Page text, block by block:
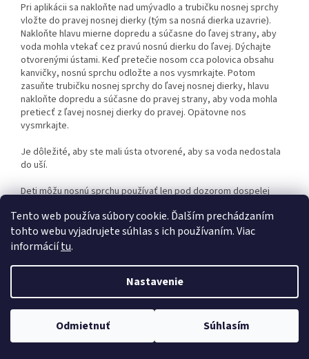
Tento web používa súbory cookie. Ďalším prechádzaním
tohto webu vyjadrujete súhlas s ich používaním. Viac
informáciítu.
Nastavenie
Odmietnuť Súhlasím
Pri aplikácii sa nakloňte nad umývadlo a trubičku nosnej sprchy
vložte do pravej nosnej dierky (tým sa nosná dierka uzavrie).
Nakloňte hlavu mierne dopredu a súčasne do ľavej strany, aby
voda mohla vtekať cez pravú nosnú dierku do ľavej. Dýchajte
otvorenými ústami. Keď pretečie nosom cca polovica obsahu
kanvičky, nosnú sprchu odložte a nos vysmrkajte. Potom
zasuňte trubičku nosnej sprchy do ľavej nosnej dierky, hlavu
nakloňte dopredu a súčasne do pravej strany, aby voda mohla
pretiecť z ľavej nosnej dierky do pravej. Opätovne nos
vysmrkajte.
Je dôležité, aby ste mali ústa otvorené, aby sa voda nedostala
do uší.
Deti môžu nosnú sprchu používať len pod dozorom dospelej
Vytvoril Shoptet
Copyright 2026 . Všetky práva vyhradené.